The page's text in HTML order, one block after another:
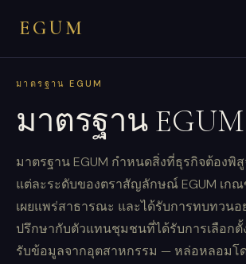
EGUM
มาตรฐาน EGUM
มาตรฐาน EGUM
มาตรฐาน EGUM กำหนดสิ่งที่ธุรกิจต้องพิ
แต่ละระดับของตราสัญลักษณ์ EGUM เก
เผยแพร่สาธารณะ และได้รับการทบทวนอ
ปรึกษากับตัวแทนชุมชนที่ได้รับการเลือกตั้
รับข้อมูลจากอุตสาหกรรม — หล่อหลอมโ